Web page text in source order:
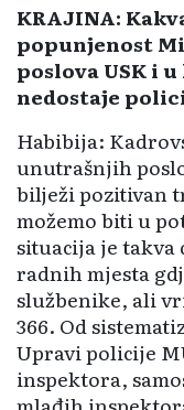
KRAJINA:
popunjenost
poslova USK i
nedostaje
Habibija:
unutrašnjih
bilježi pozitivan
možemo biti u
situacija je takva
radnih mjesta
službenike, ali
366. Od
Upravi policije
inspektora,
mlađih